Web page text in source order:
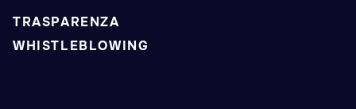
TRASPARENZA
WHISTLEBLOWING